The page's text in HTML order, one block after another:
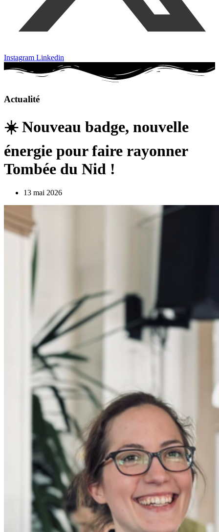
Instagram Linkedin
Actualité
☀️ Nouveau badge, nouvelle
énergie pour faire rayonner
Tombée du Nid !
13 mai 2026